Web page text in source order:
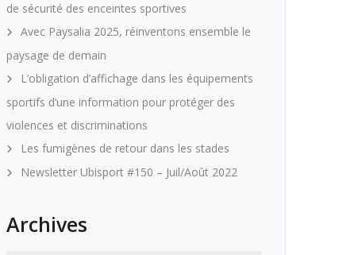
de sécurité des enceintes sportives
Avec Paysalia 2025, réinventons ensemble le
paysage de demain
L’obligation d’affichage dans les équipements
sportifs d’une information pour protéger des
violences et discriminations
Les fumigènes de retour dans les stades
Newsletter Ubisport #150 – Juil/Août 2022
Archives